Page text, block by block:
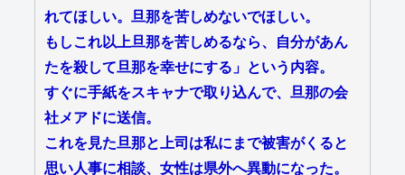
れてほしい。旦那を苦しめないでほしい。
もしこれ以上旦那を苦しめるなら、自分があん
たを殺して旦那を幸せにする」という内容。
すぐに手紙をスキャナで取り込んで、旦那の会
社メアドに送信。
これを見た旦那と上司は私にまで被害がくると
思い人事に相談、女性は県外へ異動になった。